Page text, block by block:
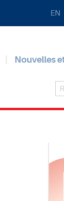
EN
Nouvelles